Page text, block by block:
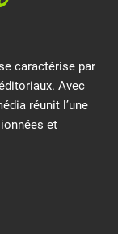
caractérise par
Avec
réunit l’une
et